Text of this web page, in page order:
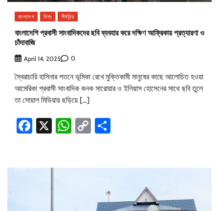
বাংলাদেশ বিশ্ব শীর্ষবিন্দু
বাংলাদেশি প্রবাসী সাংবাদিকদের ছবি ব্যবহার করে দক্ষিণ আফ্রিকায় প্রত্যারণা ও
চাঁদাবাজি
April 14, 2025 0
স্বৈরাচারি হাসিনার পতনে ভূমিকা রেখে মুক্তিকামী মানুষের কাছে আলোচিত হওয়া
আমেরিকা প্রবাসী সাংবাদিক কনক সারোয়ার ও ইলিয়াস হোসেনের সাথে ছবি তুলে
তা সোয়াল মিডিয়ায় ছড়িয়ে […]
Facebook
X WhatsApp
Copy